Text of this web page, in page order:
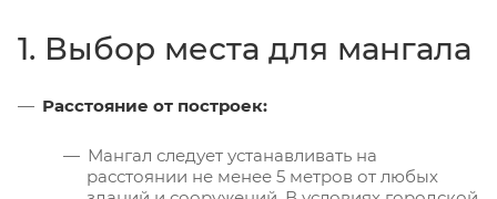
1. Выбор места для мангала
Расстояние от построек:
Мангал следует устанавливать на
расстоянии не менее 5 метров от любых